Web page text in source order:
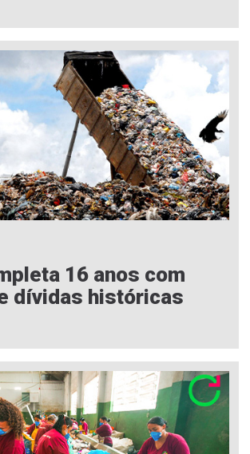
16 anos com
dívidas históricas